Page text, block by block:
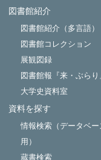
図書館紹介
図書館紹介（多言語）
図書館コレクション
展観図録
図書館報『来・ぶらり
大学史資料室
資料を探す
情報検索（データベー
用）
蔵書検索